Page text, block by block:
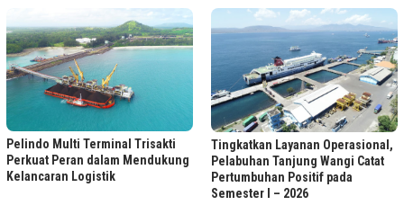
Pelindo Multi Terminal Trisakti
Perkuat Peran dalam Mendukung
Kelancaran Logistik
Tingkatkan Layanan Operasional,
Pelabuhan Tanjung Wangi Catat
Pertumbuhan Positif pada
Semester I – 2026